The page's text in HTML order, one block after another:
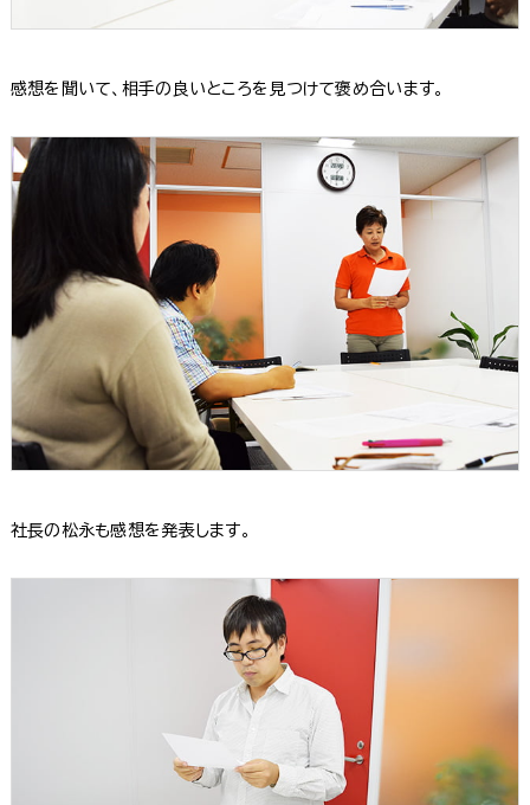
感想を聞いて、相手の良いところを見つけて褒め合います。
社長の松永も感想を発表します。